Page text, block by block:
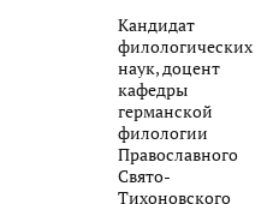
Кандидат
филологических
наук, доцент
кафедры
германской
филологии
Православного
Свято-
Тихоновского